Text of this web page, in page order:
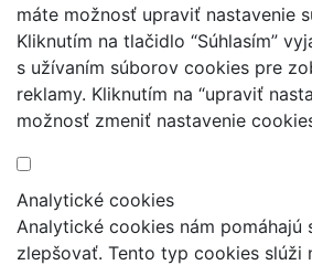
máte možnosť upraviť nastavenie
Kliknutím na tlačidlo “Súhlasím”
s užívaním súborov cookies pre
reklamy. Kliknutím na “upraviť
možnosť zmeniť nastavenie
Analytické cookies
Analytické cookies nám pomáhajú
zlepšovať. Tento typ cookies slúži